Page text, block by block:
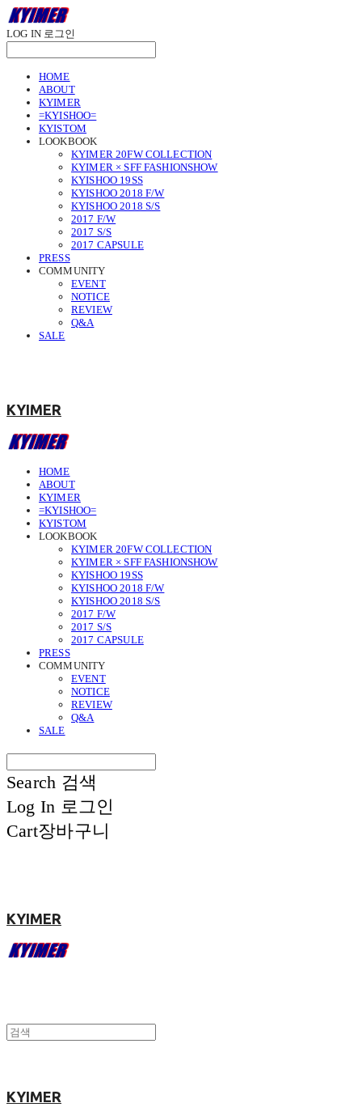
LOG IN 로그인
HOME
ABOUT
KYIMER
=KYISHOO=
KYISTOM
LOOKBOOK
KYIMER 20FW COLLECTION
KYIMER × SFF FASHIONSHOW
KYISHOO 19SS
KYISHOO 2018 F/W
KYISHOO 2018 S/S
2017 F/W
2017 S/S
2017 CAPSULE
PRESS
COMMUNITY
EVENT
NOTICE
REVIEW
Q&A
SALE
KYIMER
HOME
ABOUT
KYIMER
=KYISHOO=
KYISTOM
LOOKBOOK
KYIMER 20FW COLLECTION
KYIMER × SFF FASHIONSHOW
KYISHOO 19SS
KYISHOO 2018 F/W
KYISHOO 2018 S/S
2017 F/W
2017 S/S
2017 CAPSULE
PRESS
COMMUNITY
EVENT
NOTICE
REVIEW
Q&A
SALE
Search 검색
Log In 로그인
Cart장바구니
KYIMER
KYIMER